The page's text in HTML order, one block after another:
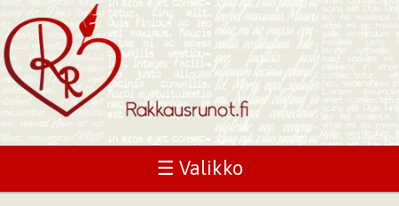
☰ Valikko